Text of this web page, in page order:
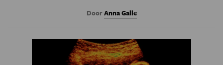
DoorAnna Galle